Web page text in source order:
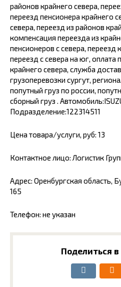
районов крайнего севера,
переезд пенсионера крайнего
севера, переезд из районов
компенсация переезда из
пенсионеров с севера, переезд
переезд с севера на юг, оплата
крайнего севера, служба
грузоперевозки сургут,
попутный груз по россии,
сборный груз .
Подразделение:122314511
Цена товара/услуги, руб: 13
Контактное лицо: Логистик
Адрес: Оренбургская область,
165
Телефон: не указан
Поделиться в